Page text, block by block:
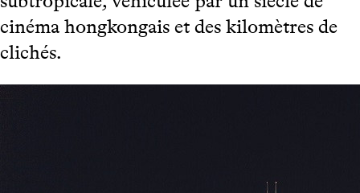
cinéma hongkongais et des kilomètres de
clichés.